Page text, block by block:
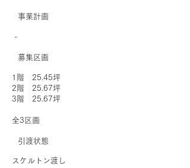
事業計画
-
募集区画
1階 25.45坪
2階 25.67坪
3階 25.67坪
全3区画
引渡状態
スケルトン渡し